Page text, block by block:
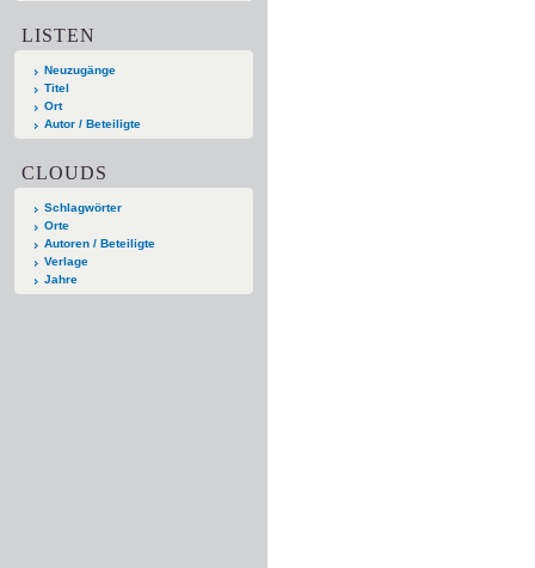
LISTEN
Neuzugänge
Titel
Ort
Autor / Beteiligte
CLOUDS
Schlagwörter
Orte
Autoren / Beteiligte
Verlage
Jahre